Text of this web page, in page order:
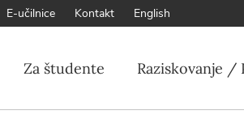
E-učilnice Kontakt English
Za študente Raziskovanje /